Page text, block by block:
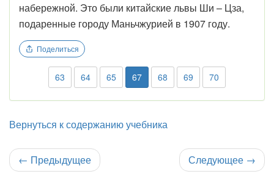
набережной. Это были китайские львы Ши – Цза,
подаренные городу Маньчжурией в 1907 году.
Поделиться
63 64 65 67 68 69 70
Вернуться к содержанию учебника
← Предыдущее Следующее →